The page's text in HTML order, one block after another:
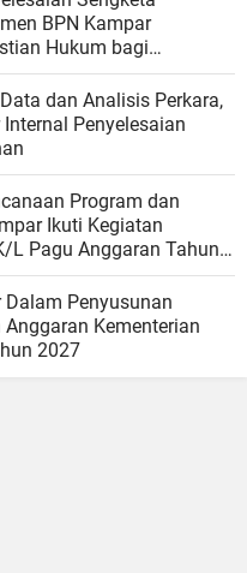
BPN Kampar
Hukum bagi
dan Analisis Perkara,
Penyelesaian
Program dan
Ikuti Kegiatan
L Pagu Anggaran Tahun
Dalam Penyusunan
Anggaran Kementerian
2027